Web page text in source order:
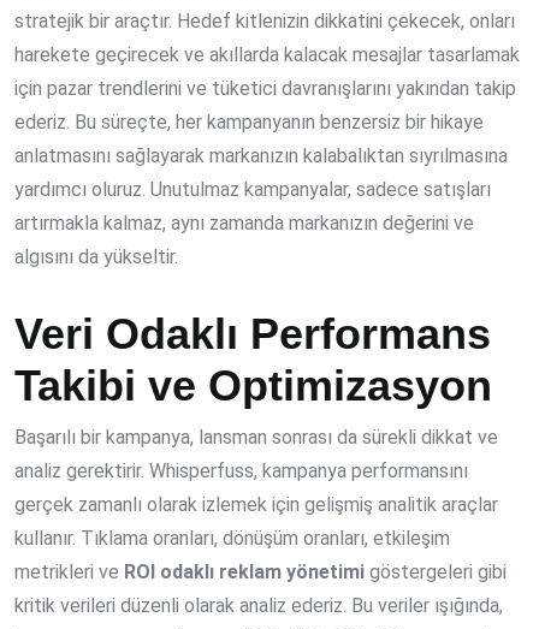
stratejik bir araçtır. Hedef kitlenizin dikkatini çekecek, onları
harekete geçirecek ve akıllarda kalacak mesajlar tasarlamak
için pazar trendlerini ve tüketici davranışlarını yakından takip
ederiz. Bu süreçte, her kampanyanın benzersiz bir hikaye
anlatmasını sağlayarak markanızın kalabalıktan sıyrılmasına
yardımcı oluruz. Unutulmaz kampanyalar, sadece satışları
artırmakla kalmaz, aynı zamanda markanızın değerini ve
algısını da yükseltir.
Veri Odaklı Performans
Takibi ve Optimizasyon
Başarılı bir kampanya, lansman sonrası da sürekli dikkat ve
analiz gerektirir. Whisperfuss, kampanya performansını
gerçek zamanlı olarak izlemek için gelişmiş analitik araçlar
kullanır. Tıklama oranları, dönüşüm oranları, etkileşim
metrikleri ve ROI odaklı reklam yönetimi göstergeleri gibi
kritik verileri düzenli olarak analiz ederiz. Bu veriler ışığında,